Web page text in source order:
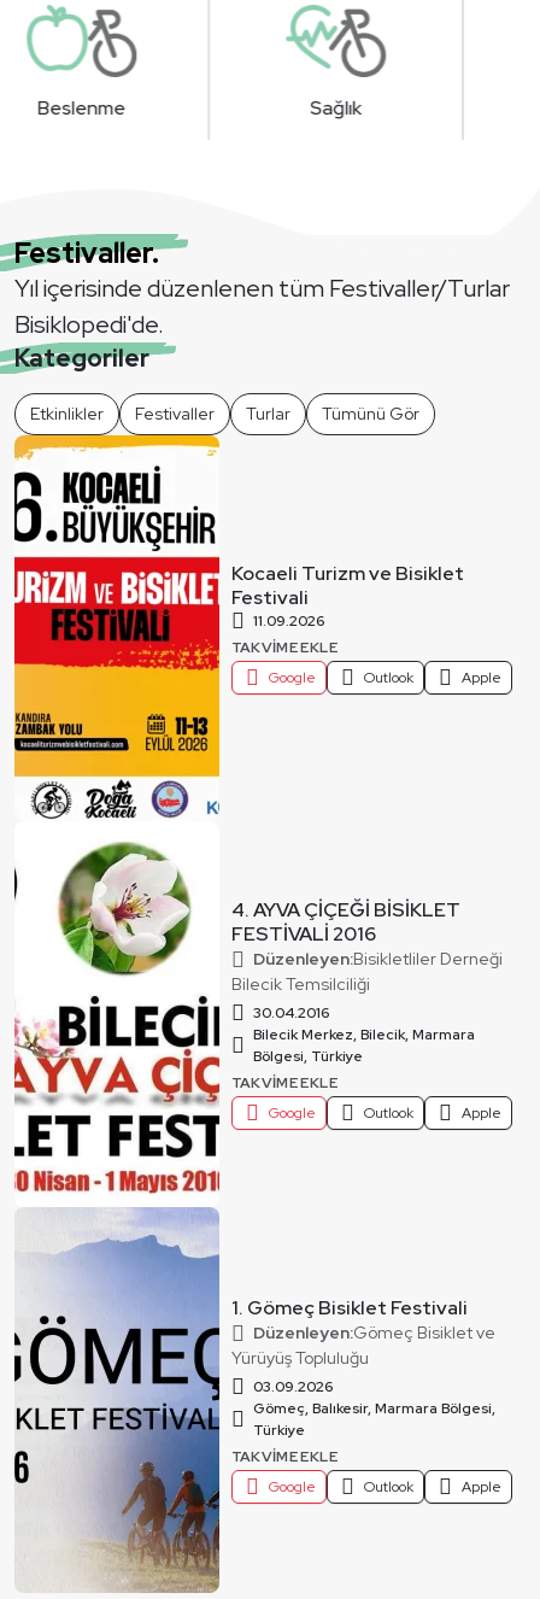
Sağlık Donanım
Festivaller.
Yıl içerisinde düzenlenen tüm Festivaller/Turlar
Bisiklopedi'de.
Kategoriler
Etkinlikler Festivaller Turlar Tümünü Gör
Kocaeli Turizm ve Bisiklet
Festivali
11.09.2026
TAKVIME EKLE
Google
Outlook Apple
4. AYVA ÇİÇEĞİ BİSİKLET
FESTİVALİ 2016
Düzenleyen:Bisikletliler Derneği
Bilecik Temsilciliği
30.04.2016
Bilecik Merkez, Bilecik, Marmara
Bölgesi, Türkiye
TAKVIME EKLE
Google
Outlook Apple
1. Gömeç Bisiklet Festivali
Düzenleyen:Gömeç Bisiklet ve
Yürüyüş Topluluğu
03.09.2026
Gömeç, Balıkesir, Marmara Bölgesi,
Türkiye
TAKVIME EKLE
Google
Outlook Apple